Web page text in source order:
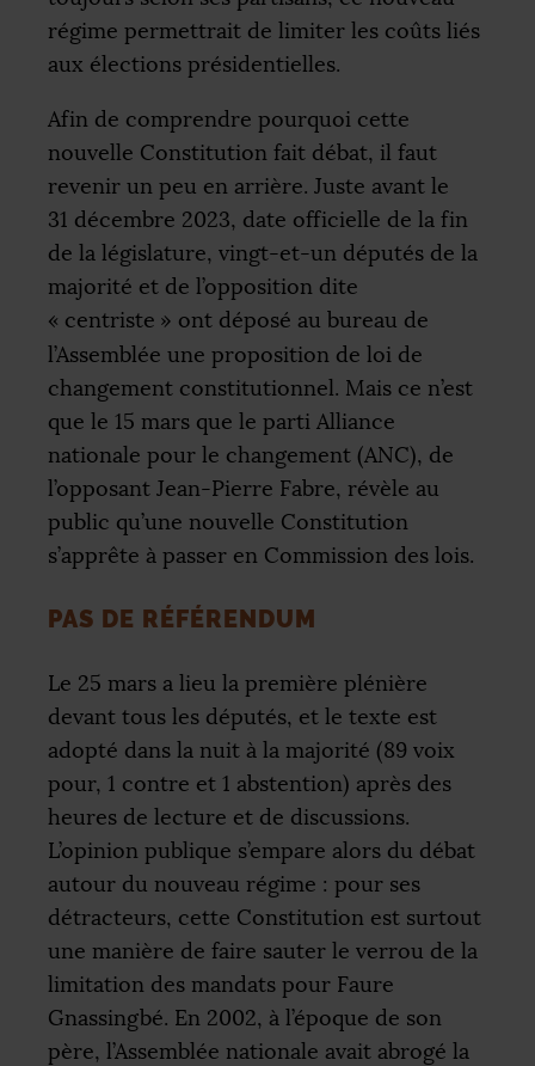
régime permettrait de limiter les coûts liés
aux élections présidentielles.
Afin de comprendre pourquoi cette
nouvelle Constitution fait débat, il faut
revenir un peu en arrière. Juste avant le
31 décembre 2023, date officielle de la fin
de la législature, vingt-et-un députés de la
majorité et de l’opposition dite
« centriste » ont déposé au bureau de
l’Assemblée une proposition de loi de
changement constitutionnel. Mais ce n’est
que le 15 mars que le parti Alliance
nationale pour le changement (ANC), de
l’opposant Jean-Pierre Fabre, révèle au
public qu’une nouvelle Constitution
s’apprête à passer en Commission des lois.
PAS DE RÉFÉRENDUM
Le 25 mars a lieu la première plénière
devant tous les députés, et le texte est
adopté dans la nuit à la majorité (89 voix
pour, 1 contre et 1 abstention) après des
heures de lecture et de discussions.
L’opinion publique s’empare alors du débat
autour du nouveau régime : pour ses
détracteurs, cette Constitution est surtout
une manière de faire sauter le verrou de la
limitation des mandats pour Faure
Gnassingbé. En 2002, à l’époque de son
père, l’Assemblée nationale avait abrogé la